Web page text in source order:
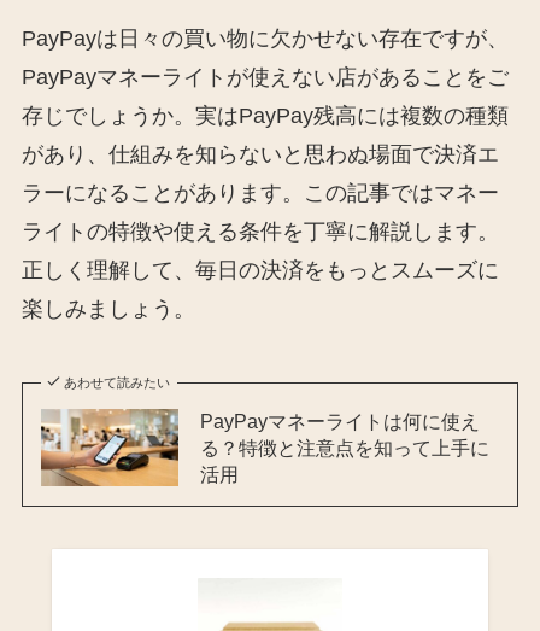
PayPayは日々の買い物に欠かせない存在ですが、
PayPayマネーライトが使えない店があることをご
存じでしょうか。実はPayPay残高には複数の種類
があり、仕組みを知らないと思わぬ場面で決済エ
ラーになることがあります。この記事ではマネー
ライトの特徴や使える条件を丁寧に解説します。
正しく理解して、毎日の決済をもっとスムーズに
楽しみましょう。
あわせて読みたい
PayPayマネーライトは何に使え
る？特徴と注意点を知って上手に
活用